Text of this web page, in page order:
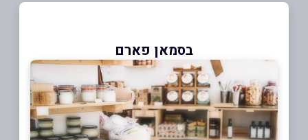
בסמאן פארם